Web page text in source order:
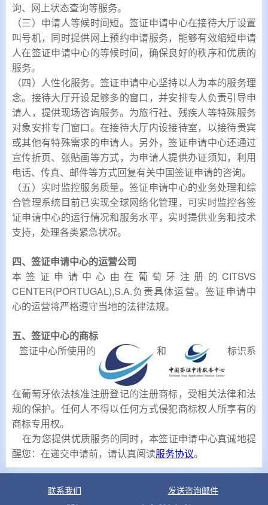
询、网上状态查询等服务。
（三）申请人等候时间短。签证申请中心在接待大厅设置
叫号机，同时提供网上预约申请服务，能够有效缩短申请
人在签证申请中心的等候时间，确保良好的秩序和优质的
服务。
（四）人性化服务。签证申请中心坚持以人为本的服务理
念。接待大厅开设足够多的窗口，并安排专人负责引导申
请人，提供现场咨询服务。为旅行社、残疾人等特殊服务
对象安排专门窗口。在接待大厅内设接待室，以接待贵宾
或其他有特殊需求的申请人。另外，签证申请中心还通过
宣传折页、张贴画等方式，为申请人提供办证须知，利用
电话、传真、邮件等方式回复有关中国签证申请的咨询。
（五）实时监控服务质量。签证申请中心的业务处理和综
合管理系统目前已实现全球网络化管理，可实时监控各签
证申请中心的运行情况和服务水平，实时提供业务和技术
支持，处理各类紧急状况。
四、签证申请中心的运营公司
本签证申请中心由在葡萄牙注册的CITSVS
CENTER(PORTUGAL),S.A.负责具体运营。签证申请中
心的运营将严格遵守当地的法律法规。
五、签证中心的商标
签证中心所使用的
和 标识系
在葡萄牙依法核准注册登记的注册商标，受相关法律和法
规的保护。任何人不得以任何方式侵犯商标权人所享有的
商标专用权。
在为您提供优质服务的同时，本签证申请中心真诚地提
醒您：在递交申请前，请认真阅读服务协议。
联系我们
发送咨询邮件